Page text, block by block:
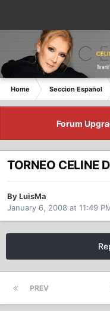
Home Seccion Español
Forum
TORNEO CELINE
By LuisMa
January 6, 2008 at 11:49
PREV